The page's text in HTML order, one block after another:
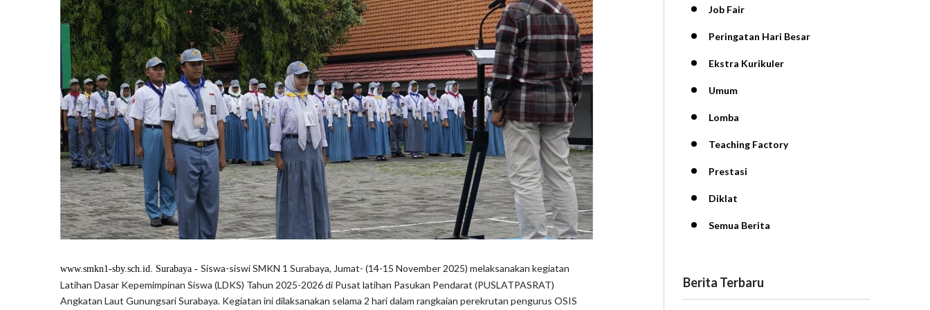
www.smkn1-sby.sch.id. Surabaya - Siswa-siswi SMKN 1 Surabaya, Jumat- (14-15 November 2025) melaksanakan kegiatan
Latihan Dasar Kepemimpinan Siswa (LDKS) Tahun 2025-2026 di Pusat latihan Pasukan Pendarat (PUSLATPASRAT)
Angkatan Laut Gunungsari Surabaya. Kegiatan ini dilaksanakan selama 2 hari dalam rangkaian perekrutan pengurus OSIS
Job Fair
Peringatan Hari Besar
Ekstra Kurikuler
Umum
Lomba
Teaching Factory
Prestasi
Diklat
Semua Berita
Berita Terbaru